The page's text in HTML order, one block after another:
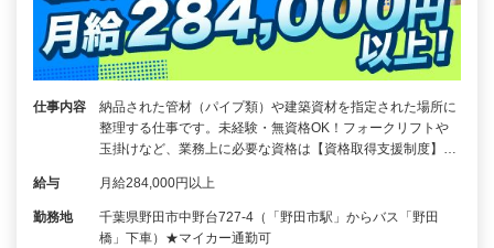
仕事内容
納品された管材（パイプ類）や建築資材を指定された場所に
整理する仕事です。未経験・無資格OK！フォークリフトや
玉掛けなど、業務上に必要な資格は【資格取得支援制度】…
給与 月給284,000円以上
勤務地
千葉県野田市中野台727-4（「野田市駅」からバス「野田
橋」下車）★マイカー通勤可